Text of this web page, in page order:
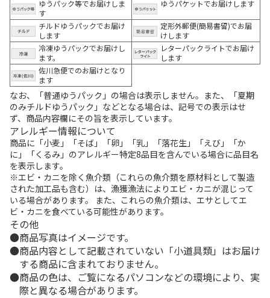
ゆうパック等でお届けしま
す
ゆうパケットでお届けします
チルドゆうパックでお届け
します
定形外郵便(簡易書留)でお届
けします
冷凍ゆうパックでお届けし
ます。
レターパックライトでお届け
します
佐川急便でのお届けとなり
ます
なお、「普通ゆうパック」の場合は表示しません。また、「夏期
のみチルドゆうパック」などとなる場合は、記号での表示はせ
ず、商品内容欄にその旨を表示しています。
アレルギー情報について
商品に「小麦」「そば」「卵」「乳」「落花生」「えび」「か
に」「くるみ」のアレルギー特定8品目を含んでいる場合に品目名
を表示します。
※エビ・カニを除く魚介類（これらの魚介類を原材料として製造
された加工品も含む）は、漁獲漁法によりエビ・カニが混じって
いる場合があります。 また、これらの魚介類は、エサとしてエ
ビ・カニを食べている可能性があります。
その他
商品写真はイメージです。
商品内容として記載されていない「小道具類」はお届け
する商品に含まれておりません。
商品の色は、ご覧になるパソコンなどの環境により、実
際と異なる場合があります。